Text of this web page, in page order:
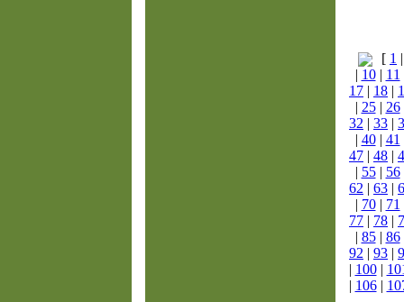
[ 1
| 10| 11
17 | 18 |
| 25| 26
32 | 33 |
| 40| 41
47 | 48 |
| 55| 56
62 | 63 |
| 70| 71
77 | 78 |
| 85| 86
92 | 93 |
| 100|
| 106|